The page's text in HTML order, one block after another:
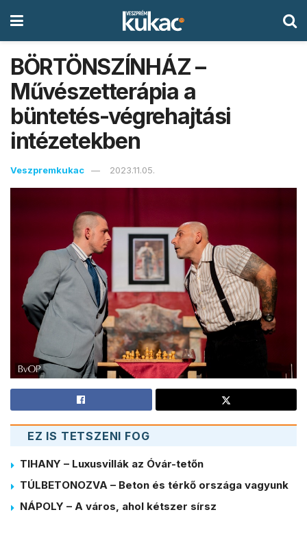
BÖRTÖNSZÍNHÁZ –
Művészetterápia a
büntetés-végrehajtási
intézetekben
Veszpremkukac 2023.11.05.
EZ IS TETSZENI FOG
TIHANY – Luxusvillák az Óvár-tetőn
TÚLBETONOZVA – Beton és térkő országa vagyunk
NÁPOLY – A város, ahol kétszer sírsz